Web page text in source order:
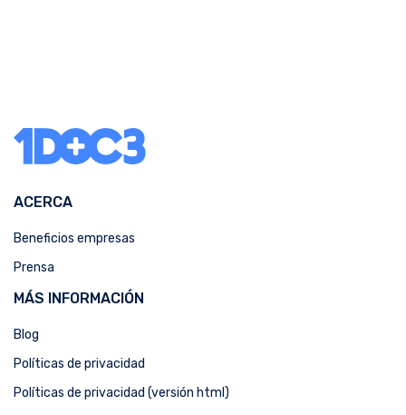
ACERCA
Beneficios empresas
Prensa
MÁS INFORMACIÓN
Blog
Políticas de privacidad
Políticas de privacidad (versión html)